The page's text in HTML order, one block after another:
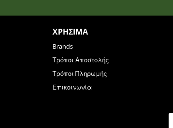
ΧΡΉΣΙΜΑ
Brands
Τρόποι Αποστολής
Τρόποι Πληρωμής
Επικοινωνία